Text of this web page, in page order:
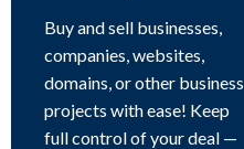
Buy and sell businesses,
companies, websites,
domains, or other business
projects with ease! Keep
full control of your deal —